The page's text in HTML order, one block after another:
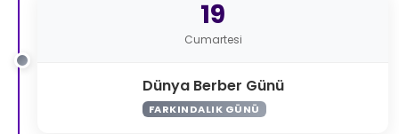
19
Cumartesi
Dünya Berber Günü
FARKINDALIK GÜNÜ